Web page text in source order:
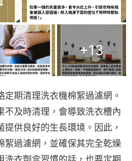
+13
定期清理洗衣機棉絮過濾網。
不及時清理，會導致洗衣槽內
供良好的生長環境。因此，
絮過濾網，並確保其完全乾燥